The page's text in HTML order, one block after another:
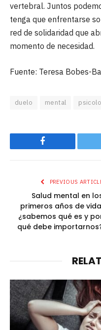
vertebral. Juntos
tenga que enfrentarse
red de solidaridad que
momento de necesidad.
Fuente: Teresa Bobes-
duelo mental
Facebook
PREVIOUS
Salud mental en
primeros años de
¿sabemos qué es y
qué debe